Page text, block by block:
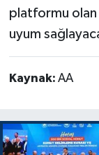
platformu
uyum
Kaynak: AA